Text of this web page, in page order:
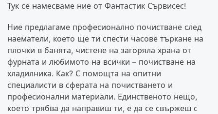
Тук се намесваме ние от Фантастик Сървисес!
Ние предлагаме професионално почистване след
наематели, което ще ти спести часове търкане на
плочки в банята, чистене на загоряла храна от
фурната и любимото на всички – почистване на
хладилника. Как? С помощта на опитни
специалисти в сферата на почистването и
професионални материали. Единственото нещо,
което трябва да направиш ти, е да се свържеш с